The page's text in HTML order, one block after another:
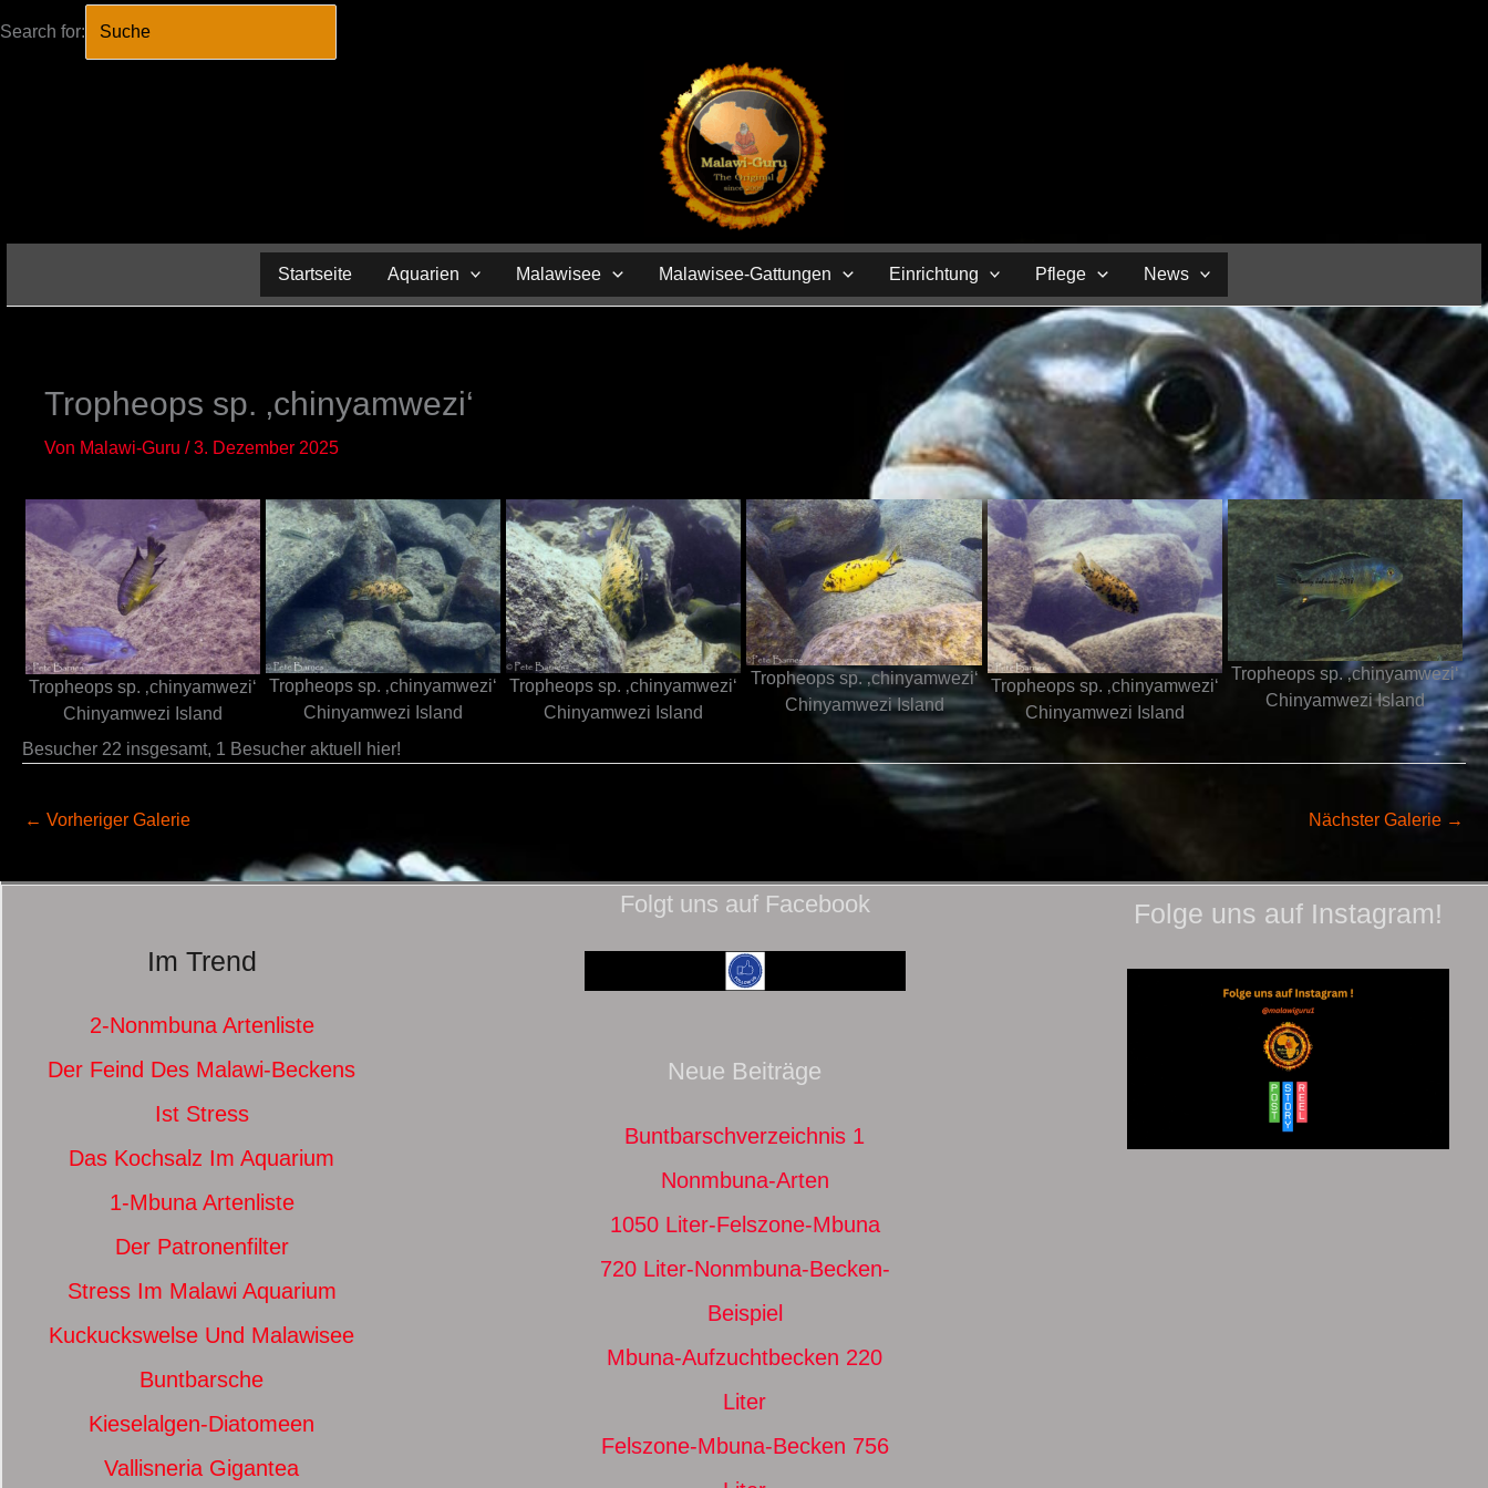
Search for:
Startseite Aquarien Malawisee Malawisee-Gattungen Einrichtung Pflege News
Tropheops sp. ‚chinyamwezi‘
Von Malawi-Guru /3. Dezember 2025
Tropheops sp. ‚chinyamwezi‘
Chinyamwezi Island
Tropheops sp. ‚chinyamwezi‘
Chinyamwezi Island
Tropheops sp. ‚chinyamwezi‘
Chinyamwezi Island
Tropheops sp. ‚chinyamwezi‘
Chinyamwezi Island
Tropheops sp. ‚chinyamwezi‘
Chinyamwezi Island
Tropheops sp. ‚chinyamwezi‘
Chinyamwezi Island
Besucher 22 insgesamt, 1 Besucher aktuell hier!
← Vorheriger Galerie Nächster Galerie →
Im Trend
2-Nonmbuna Artenliste
Der Feind Des Malawi-Beckens
Ist Stress
Das Kochsalz Im Aquarium
1-Mbuna Artenliste
Der Patronenfilter
Stress Im Malawi Aquarium
Kuckuckswelse Und Malawisee
Buntbarsche
Kieselalgen-Diatomeen
Vallisneria Gigantea
Folgt uns auf Facebook
Neue Beiträge
Buntbarschverzeichnis 1
Nonmbuna-Arten
1050 Liter-Felszone-Mbuna
720 Liter-Nonmbuna-Becken-
Beispiel
Mbuna-Aufzuchtbecken 220
Liter
Felszone-Mbuna-Becken 756
Folge uns auf Instagram!